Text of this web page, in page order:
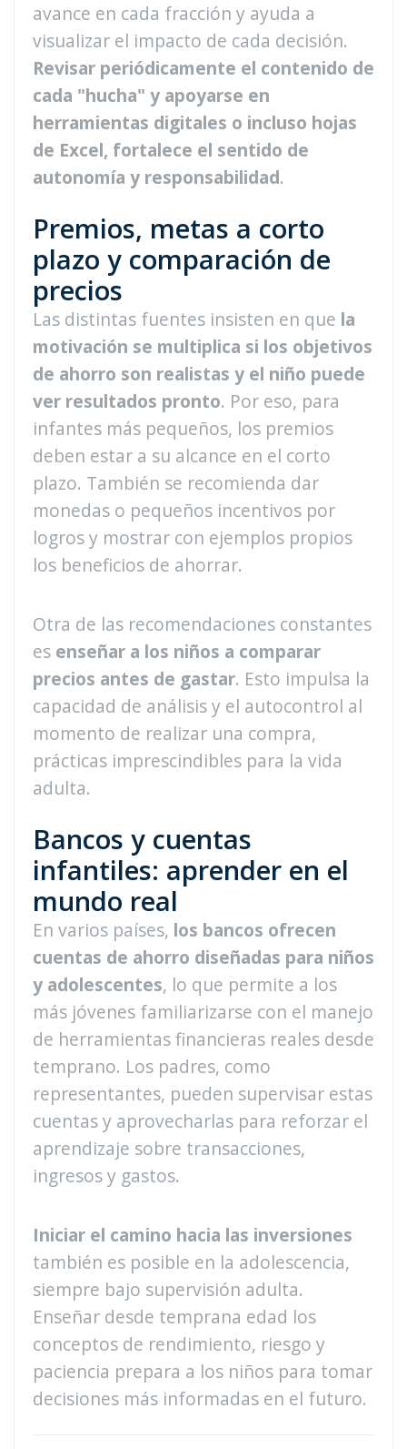
avance en cada fracción y ayuda a
visualizar el impacto de cada decisión.
Revisar periódicamente el contenido de
cada "hucha" y apoyarse en
herramientas digitales o incluso hojas
de Excel, fortalece el sentido de
autonomía y responsabilidad.
Premios, metas a corto
plazo y comparación de
precios
Las distintas fuentes insisten en que la
motivación se multiplica si los objetivos
de ahorro son realistas y el niño puede
ver resultados pronto. Por eso, para
infantes más pequeños, los premios
deben estar a su alcance en el corto
plazo. También se recomienda dar
monedas o pequeños incentivos por
logros y mostrar con ejemplos propios
los beneficios de ahorrar.
Otra de las recomendaciones constantes
es enseñar a los niños a comparar
precios antes de gastar. Esto impulsa la
capacidad de análisis y el autocontrol al
momento de realizar una compra,
prácticas imprescindibles para la vida
adulta.
Bancos y cuentas
infantiles: aprender en el
mundo real
En varios países, los bancos ofrecen
cuentas de ahorro diseñadas para niños
y adolescentes, lo que permite a los
más jóvenes familiarizarse con el manejo
de herramientas financieras reales desde
temprano. Los padres, como
representantes, pueden supervisar estas
cuentas y aprovecharlas para reforzar el
aprendizaje sobre transacciones,
ingresos y gastos.
Iniciar el camino hacia las inversiones
también es posible en la adolescencia,
siempre bajo supervisión adulta.
Enseñar desde temprana edad los
conceptos de rendimiento, riesgo y
paciencia prepara a los niños para tomar
decisiones más informadas en el futuro.